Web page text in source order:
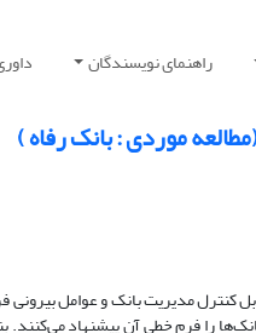
راهنمای نویسندگان
موردی : بانک رفاه )
کنترل مدیریت بانک و عوامل